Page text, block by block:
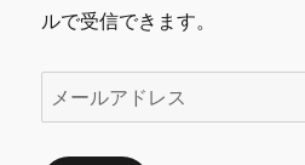
ルで受信できます。
ー
ル